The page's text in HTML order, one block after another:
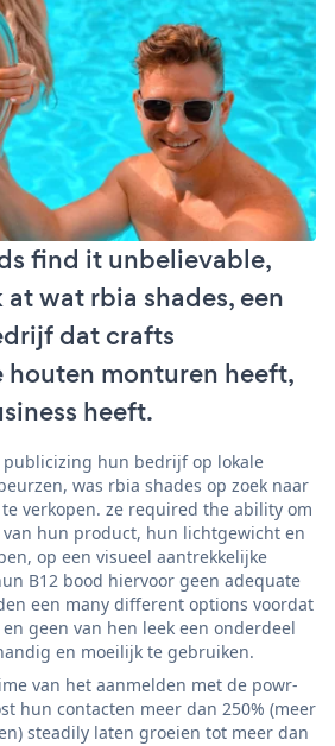
find it unbelievable,
wat rbia shades, een
dat crafts
houten monturen heeft,
heeft.
publicizing hun bedrijf op lokale
was rbia shades op zoek naar
verkopen. ze required the ability om
hun product, hun lichtgewicht en
op een visueel aantrekkelijke
B12 bood hiervoor geen adequate
een many different options voordat
geen van hen leek een onderdeel
en moeilijk te gebruiken.
van het aanmelden met de powr-
hun contacten meer dan 250% (meer
steadily laten groeien tot meer dan